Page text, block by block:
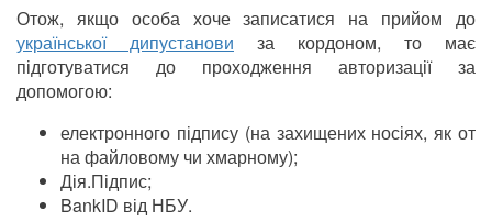
Отож, якщо особа хоче записатися на прийом до
української дипустанови за кордоном, то має
підготуватися до проходження авторизації за
допомогою:
електронного підпису (на захищених носіях, як от
на файловому чи хмарному);
Дія.Підпис;
BankID від НБУ.